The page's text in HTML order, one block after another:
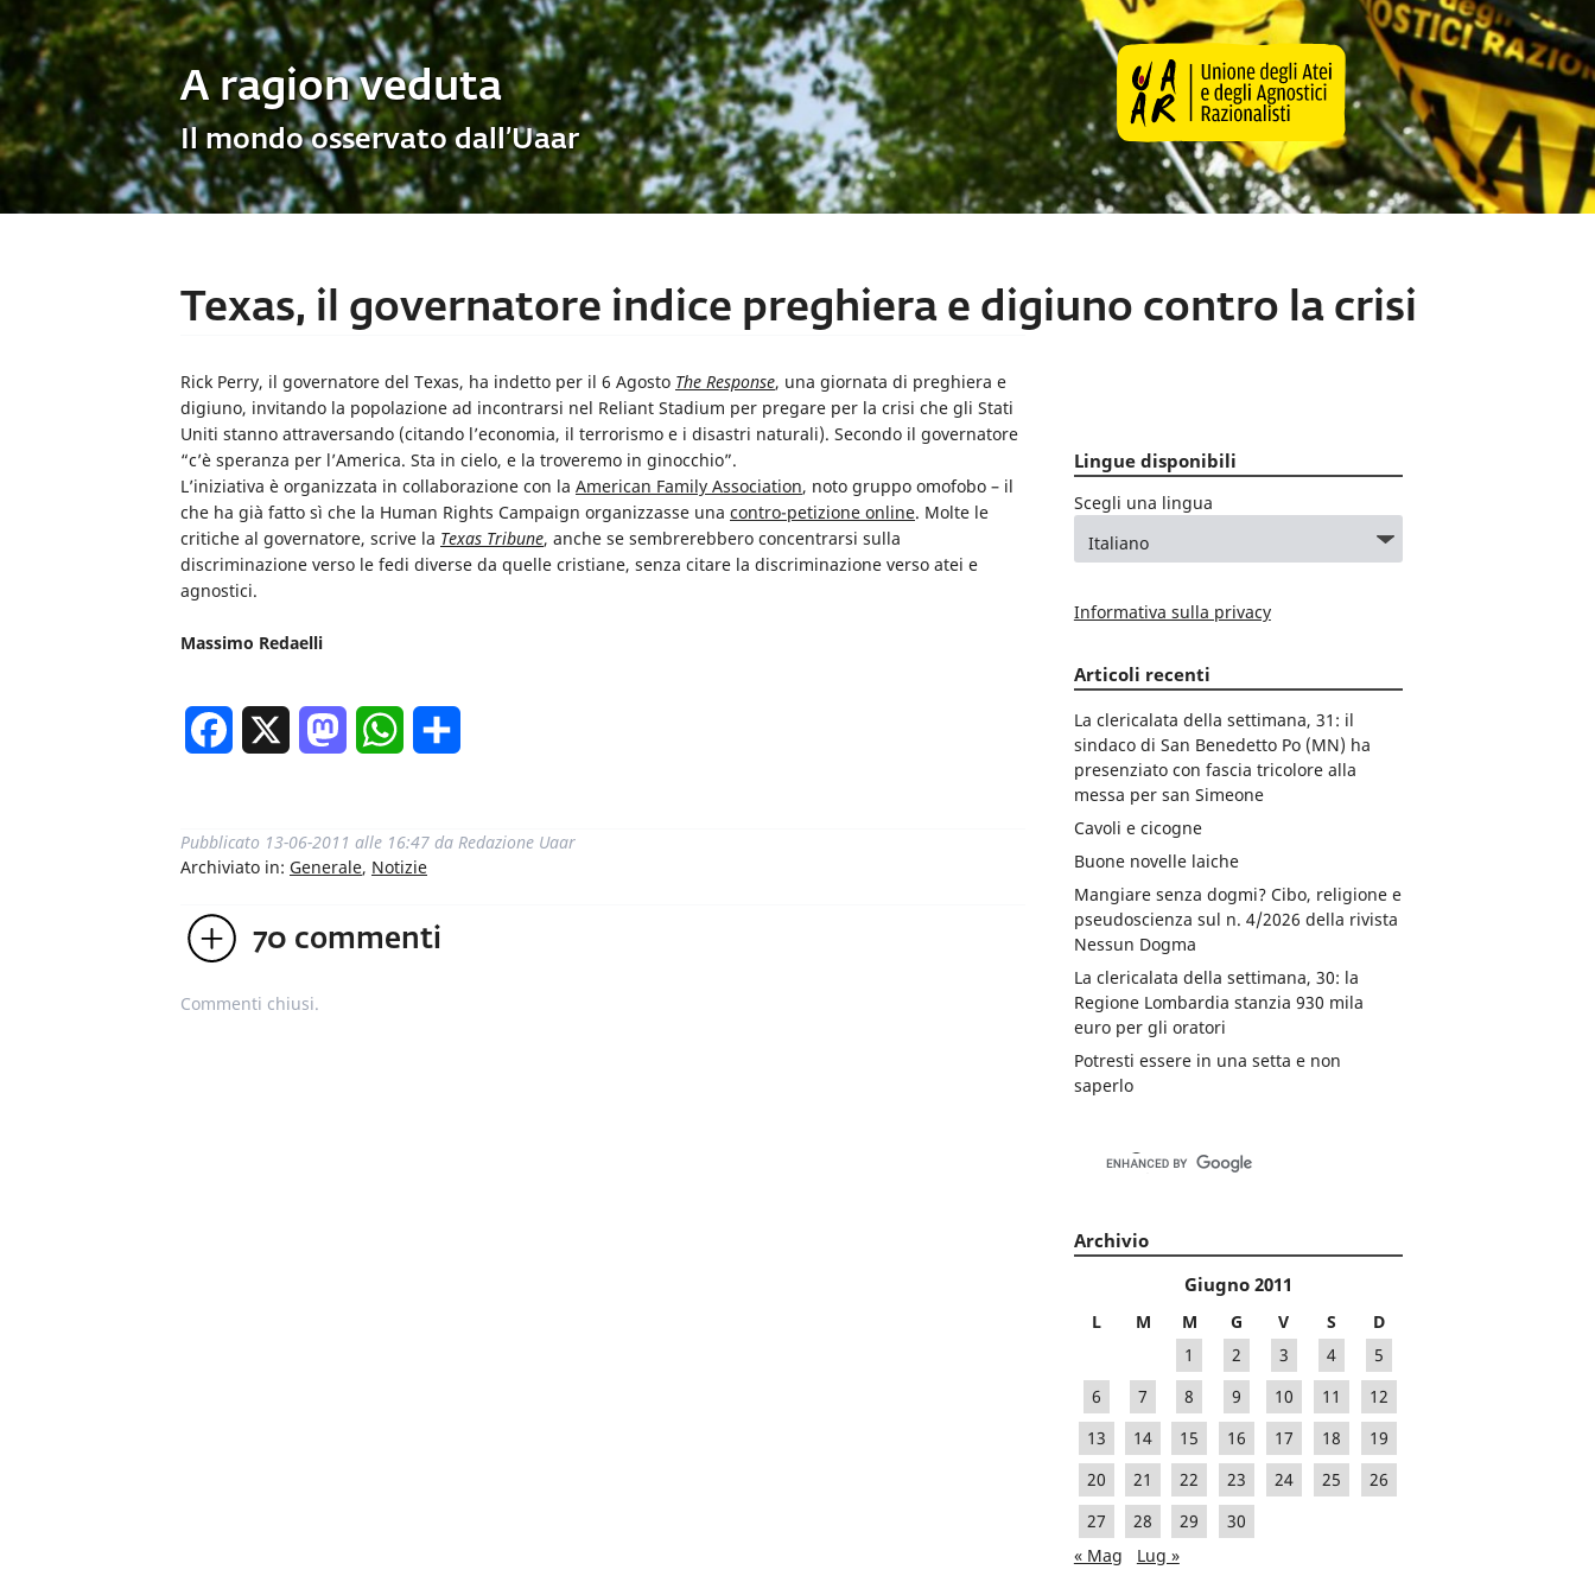
A ragion veduta
Il mondo osservato dall’Uaar
Texas, il governatore indice preghiera e digiuno contro la crisi
Rick Perry, il governatore del Texas, ha indetto per il 6 Agosto The Response, una giornata di preghiera e
digiuno, invitando la popolazione ad incontrarsi nel Reliant Stadium per pregare per la crisi che gli Stati
Uniti stanno attraversando (citando l’economia, il terrorismo e i disastri naturali). Secondo il governatore
“c’è speranza per l’America. Sta in cielo, e la troveremo in ginocchio”.
L’iniziativa è organizzata in collaborazione con la American Family Association, noto gruppo omofobo – il
che ha già fatto sì che la Human Rights Campaign organizzasse una contro-petizione online. Molte le
critiche al governatore, scrive la Texas Tribune, anche se sembrerebbero concentrarsi sulla
discriminazione verso le fedi diverse da quelle cristiane, senza citare la discriminazione verso atei e
agnostici.
Massimo Redaelli
Facebook MastodonWhatsApp
Pubblicato 13-06-2011 alle 16:47 da Redazione Uaar
Archiviato in: Generale, Notizie
70 commenti
Commenti chiusi.
Lingue disponibili
Scegli una lingua
Informativa sulla privacy
Articoli recenti
La clericalata della settimana, 31: il
sindaco di San Benedetto Po (MN) ha
presenziato con fascia tricolore alla
messa per san Simeone
Cavoli e cicogne
Buone novelle laiche
Mangiare senza dogmi? Cibo, religione e
pseudoscienza sul n. 4/2026 della rivista
Nessun Dogma
La clericalata della settimana, 30: la
Regione Lombardia stanzia 930 mila
euro per gli oratori
Potresti essere in una setta e non
saperlo
Archivio
Giugno 2011
L M M G V S
D
1
2 3 4
5
6
7 8 9 10 11
12
13
14 15 16 17 18
19
20
21 22 23 24 25
26
27
28 29
30
« Mag
Lug »